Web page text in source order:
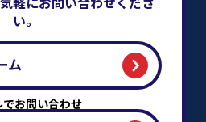
い。
ム
でお問い合わせ